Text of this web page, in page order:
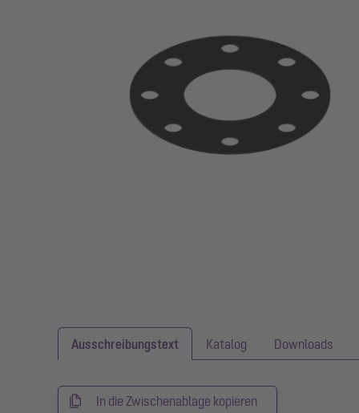
Ausschreibungstext Katalog Downloads
In die Zwischenablage kopieren